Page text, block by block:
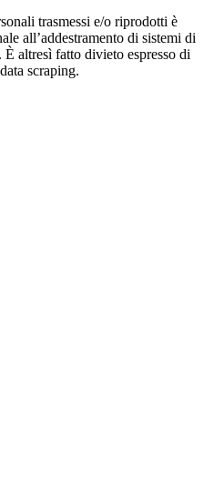
trasmessi e/o riprodotti è
all’addestramento di sistemi di
altresì fatto divieto espresso di
scraping.